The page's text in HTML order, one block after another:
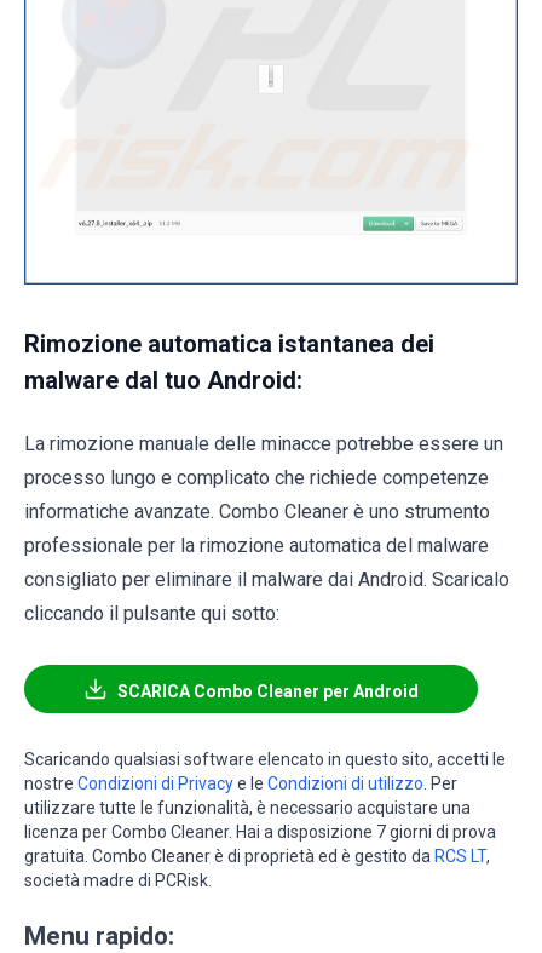
Rimozione automatica istantanea dei
malware dal tuo Android:
La rimozione manuale delle minacce potrebbe essere un
processo lungo e complicato che richiede competenze
informatiche avanzate. Combo Cleaner è uno strumento
professionale per la rimozione automatica del malware
consigliato per eliminare il malware dai Android. Scaricalo
cliccando il pulsante qui sotto:
SCARICA Combo Cleaner per Android
Scaricando qualsiasi software elencato in questo sito, accetti le
nostre Condizioni di Privacye le Condizioni di utilizzo . Per
utilizzare tutte le funzionalità, è necessario acquistare una
licenza per Combo Cleaner. Hai a disposizione 7 giorni di prova
gratuita. Combo Cleaner è di proprietà ed è gestito da RCS LT,
società madre di PCRisk.
Menu rapido: